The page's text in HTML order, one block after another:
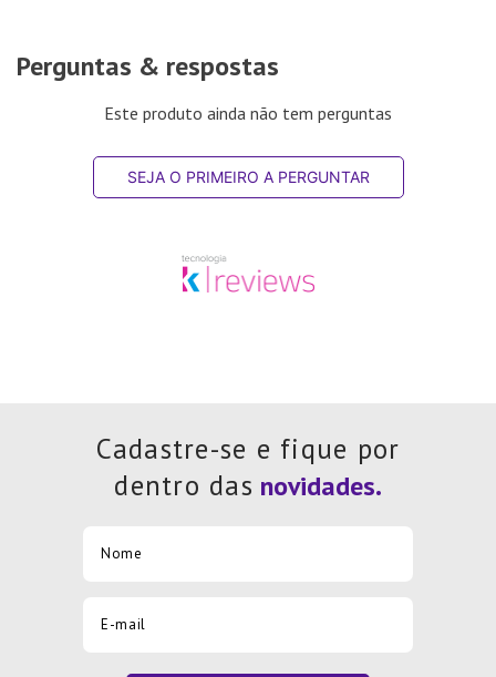
Perguntas & respostas
Este produto ainda não tem perguntas
SEJA O PRIMEIRO A PERGUNTAR
Cadastre-se e fique por
dentro das